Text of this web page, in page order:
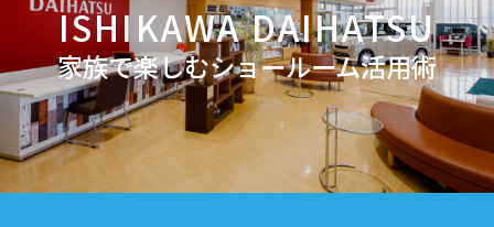
ISHIKAWA DAIHATSU
家族で楽しむショールーム活用術